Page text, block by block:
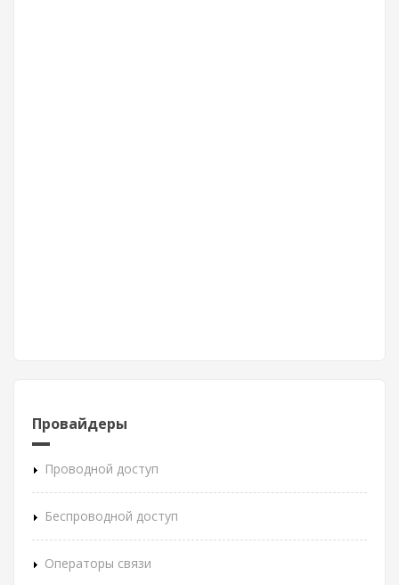
Провайдеры
Проводной доступ
Беспроводной доступ
Операторы связи